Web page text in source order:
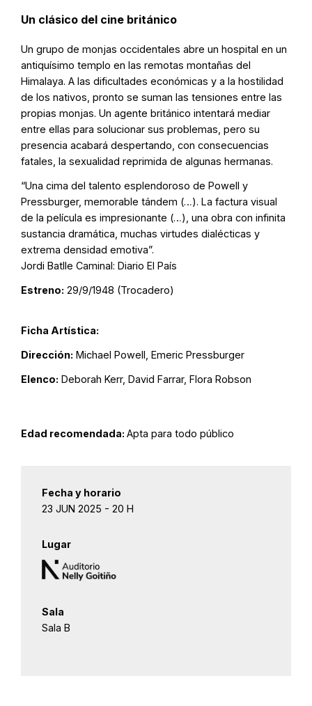
Un clásico del cine británico
Un grupo de monjas occidentales abre un hospital en un
antiquísimo templo en las remotas montañas del
Himalaya. A las dificultades económicas y a la hostilidad
de los nativos, pronto se suman las tensiones entre las
propias monjas. Un agente británico intentará mediar
entre ellas para solucionar sus problemas, pero su
presencia acabará despertando, con consecuencias
fatales, la sexualidad reprimida de algunas hermanas.
“Una cima del talento esplendoroso de Powell y
Pressburger, memorable tándem (…). La factura visual
de la película es impresionante (…), una obra con infinita
sustancia dramática, muchas virtudes dialécticas y
extrema densidad emotiva”.
Jordi Batlle Caminal: Diario El País
Estreno: 29/9/1948 (Trocadero)
Ficha Artística:
Dirección: Michael Powell, Emeric Pressburger
Elenco: Deborah Kerr, David Farrar, Flora Robson
Edad recomendada: Apta para todo público
Fecha y horario
23 JUN 2025 - 20 H
Lugar
Sala
Sala B